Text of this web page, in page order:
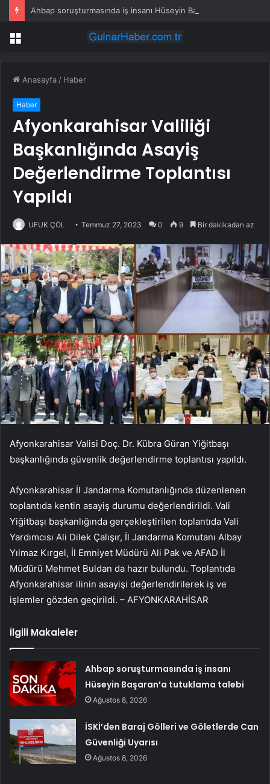
Menü
Anasayfa / Haber
Haber
Afyonkarahisar Valiliği
Başkanlığında Asayiş
Değerlendirme Toplantısı
Yapıldı
UFUK ÇÖL Temmuz 27, 2023 0 9 Bir dakikadan az
Afyonkarahisar Valisi Doç. Dr. Kübra Güran Yiğitbaşı
başkanlığında güvenlik değerlendirme toplantısı yapıldı.
Afyonkarahisar İl Jandarma Komutanlığında düzenlenen
toplantıda kentin asayiş durumu değerlendirildi. Vali
Yiğitbaşı başkanlığında gerçekleştirilen toplantıda Vali
Yardımcısı Ali Dilek Çalışır, İl Jandarma Komutanı Albay
Yılmaz Kırgel, İl Emniyet Müdürü Ali Pak ve AFAD İl
Müdürü Mehmet Buldan da hazır bulundu. Toplantıda
Afyonkarahisar ilinin asayişi değerlendirilerek iş ve
işlemler gözden geçirildi. – AFYONKARAHİSAR
İlgili Makaleler
Ahbap soruşturmasında iş insanı
Hüseyin Başaran’a tutuklama talebi
Ağustos 8, 2026
İSKİ’den Baraj Gölleri ve Göletlerde Can
Güvenliği Uyarısı
Ağustos 8, 2026